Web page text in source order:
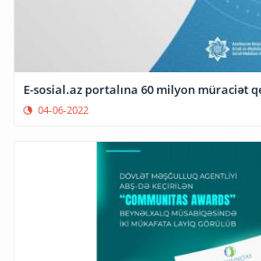
E-sosial.az portalına 60 milyon müraciət
04-06-2022